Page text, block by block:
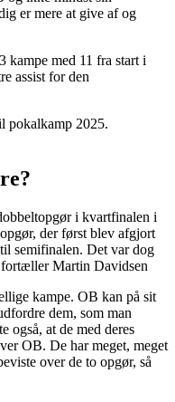
er mere at give af og
kampe med 11 fra start i
assist for den
i kvartfinalen i
der først blev afgjort
semifinalen. Det var dog
Martin Davidsen
kampe. OB kan på sit
dem, som man
også, at de med deres
OB. De har meget, meget
over de to opgør, så